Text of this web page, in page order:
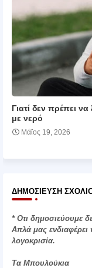
Γιατί δεν πρέπει
με νερό
Μάϊος 19, 2026
ΔΗΜΟΣΊΕΥΣΗ
* Οτι δημοσιεύουμε
Απλά μας ενδιαφέρει
λογοκρισία.
Τα Μπουλούκια